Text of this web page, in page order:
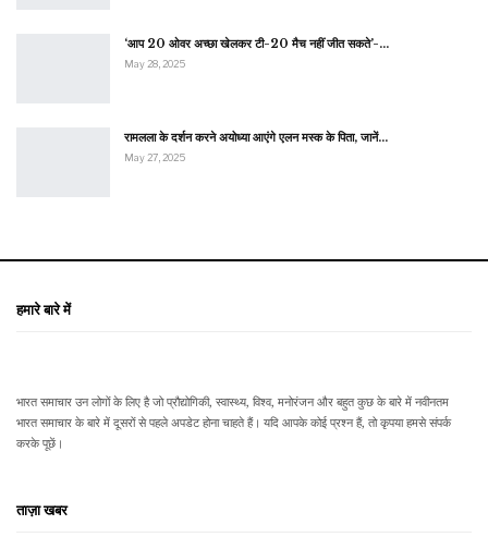
‘आप 20 ओवर अच्छा खेलकर टी-20 मैच नहीं जीत सकते’-…
May 28, 2025
रामलला के दर्शन करने अयोध्या आएंगे एलन मस्क के पिता, जानें…
May 27, 2025
हमारे बारे में
भारत समाचार उन लोगों के लिए है जो प्रौद्योगिकी, स्वास्थ्य, विश्व, मनोरंजन और बहुत कुछ के बारे में नवीनतम
भारत समाचार के बारे में दूसरों से पहले अपडेट होना चाहते हैं। यदि आपके कोई प्रश्न हैं, तो कृपया हमसे संपर्क
करके पूछें।
ताज़ा खबर